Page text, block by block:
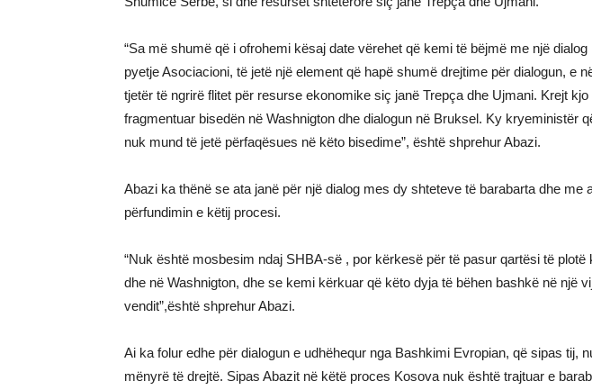
“Sa më shumë që i ofrohemi kësaj date vërehet që kemi të bëjmë me një dialog
pyetje Asociacioni, të jetë një element që hapë shumë drejtime për dialogun, e
tjetër të ngrirë flitet për resurse ekonomike siç janë Trepça dhe Ujmani. Krejt
fragmentuar bisedën në Washnigton dhe dialogun në Bruksel. Ky kryeministër
nuk mund të jetë përfaqësues në këto bisedime”, është shprehur Abazi.
Abazi ka thënë se ata janë për një dialog mes dy shteteve të barabarta dhe me
përfundimin e këtij procesi.
“Nuk është mosbesim ndaj SHBA-së , por kërkesë për të pasur qartësi të
dhe në Washnigton, dhe se kemi kërkuar që këto dyja të bëhen bashkë në një
vendit”,është shprehur Abazi.
Ai ka folur edhe për dialogun e udhëhequr nga Bashkimi Evropian, që sipas tij,
mënyrë të drejtë. Sipas Abazit në këtë proces Kosova nuk është trajtuar e